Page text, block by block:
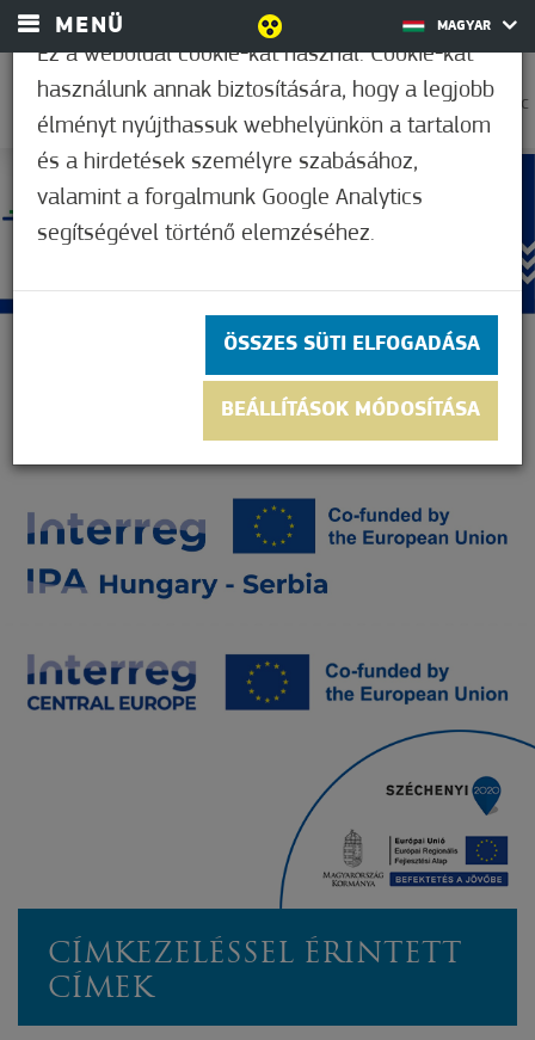
MENÜ MAGYAR
23,9°C
CÍMKEZELÉSSEL ÉRINTETT
CÍMEK
Ez a weboldal cookie-kat használ. Cookie-kat
használunk annak biztosítására, hogy a legjobb
élményt nyújthassuk webhelyünkön a tartalom
és a hirdetések személyre szabásához,
valamint a forgalmunk Google Analytics
segítségével történő elemzéséhez.
ÖSSZES SÜTI ELFOGADÁSA
BEÁLLÍTÁSOK MÓDOSÍTÁSA